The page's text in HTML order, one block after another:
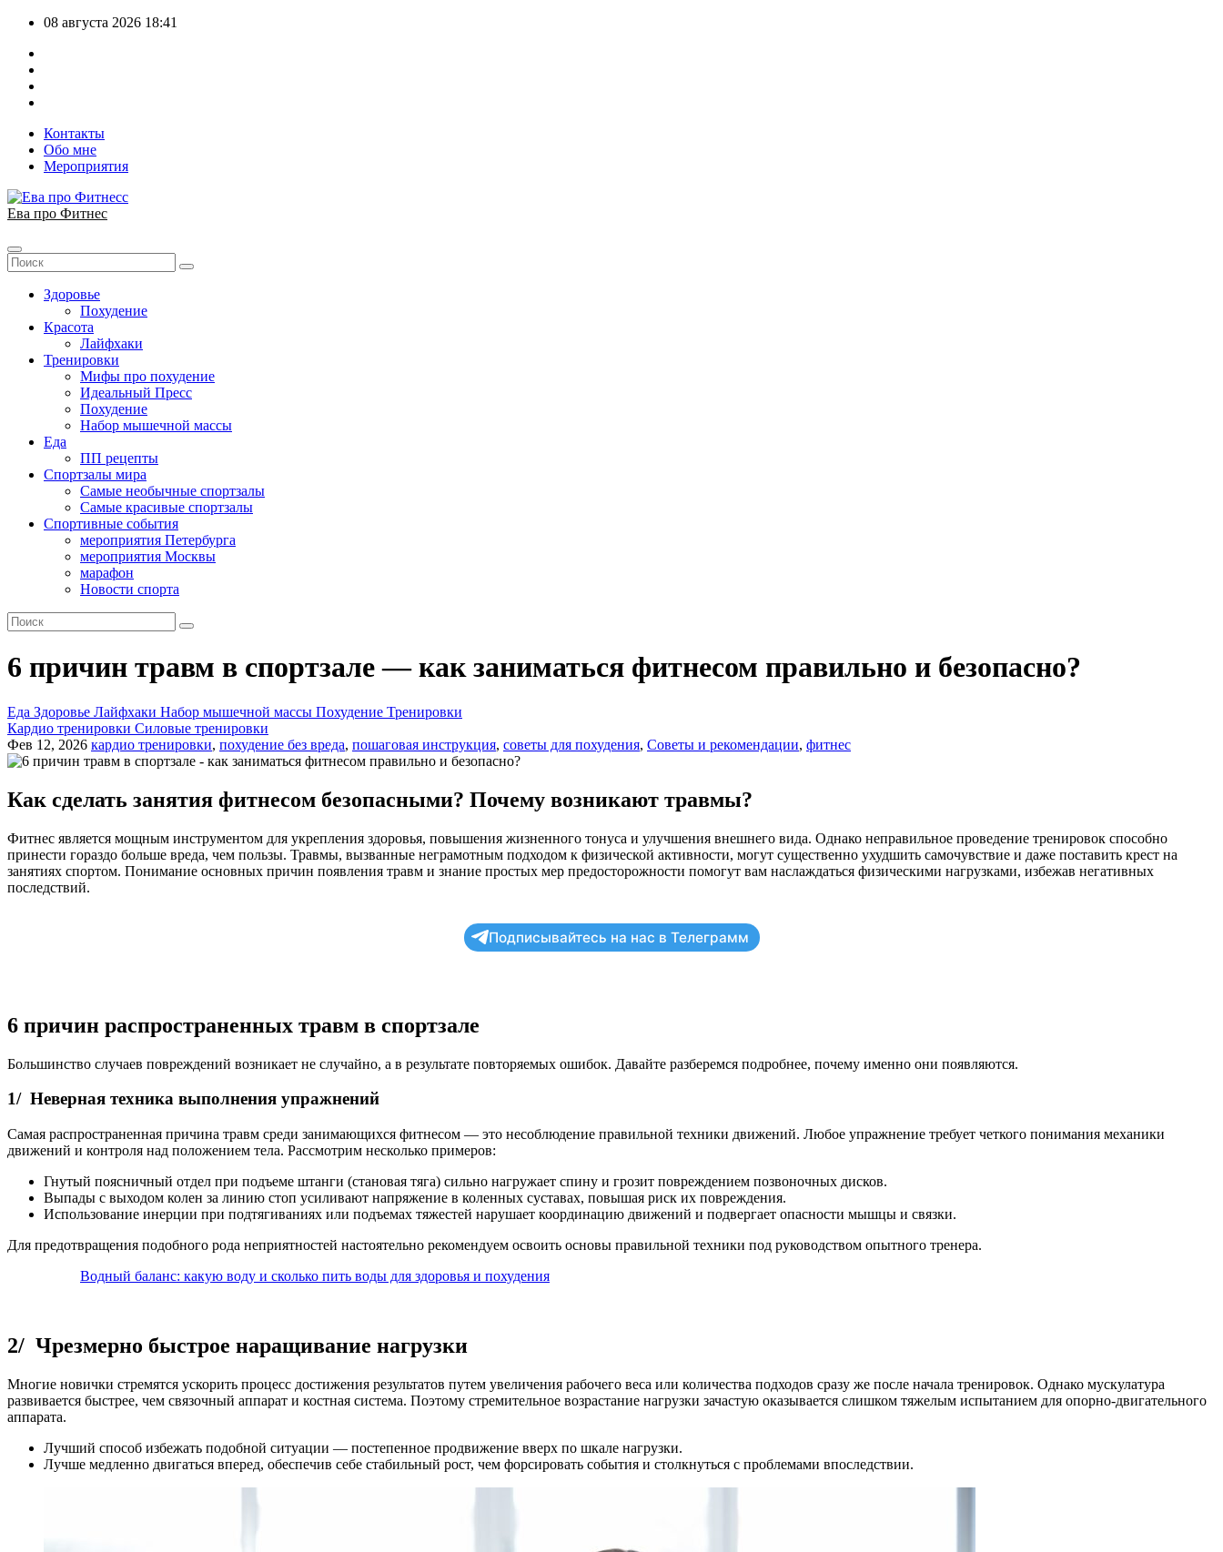
Перейти
содержимому
08 августа 2026 18:41
Контакты
Обо мне
Мероприятия
Ева про Фитнес
Здоровье
Похудение
Красота
Лайфхаки
Тренировки
Мифы про похудение
Идеальный Пресс
Похудение
Набор мышечной массы
Еда
ПП рецепты
Спортзалы мира
Самые необычные спортзалы
Самые красивые спортзалы
Спортивные события
мероприятия Петербурга
мероприятия Москвы
марафон
Новости спорта
6 причин травм в спортзале — как заниматься фитнесом правильно и безопасно?
Еда Здоровье Лайфхаки Набор мышечной массы Похудение Тренировки
Кардио тренировки Силовые тренировки
Фев 12, 2026 кардио тренировки, похудение без вреда, пошаговая инструкция, советы для похудения, Советы и рекомендации, фитнес
Как сделать занятия фитнесом безопасными? Почему возникают травмы?
Фитнес является мощным инструментом для укрепления здоровья, повышения жизненного тонуса и улучшения внешнего вида. Однако неправильное проведение тренировок способно
принести гораздо больше вреда, чем пользы. Травмы, вызванные неграмотным подходом к физической активности, могут существенно ухудшить самочувствие и даже поставить крест на
занятиях спортом. Понимание основных причин появления травм и знание простых мер предосторожности помогут вам наслаждаться физическими нагрузками, избежав негативных
последствий.
Подписывайтесь на нас в Телеграмм
6 причин распространенных травм в спортзале
Большинство случаев повреждений возникает не случайно, а в результате повторяемых ошибок. Давайте разберемся подробнее, почему именно они появляются.
1/ Неверная техника выполнения упражнений
Самая распространенная причина травм среди занимающихся фитнесом — это несоблюдение правильной техники движений. Любое упражнение требует четкого понимания механики
движений и контроля над положением тела. Рассмотрим несколько примеров:
Гнутый поясничный отдел при подъеме штанги (становая тяга) сильно нагружает спину и грозит повреждением позвоночных дисков.
Выпады с выходом колен за линию стоп усиливают напряжение в коленных суставах, повышая риск их повреждения.
Использование инерции при подтягиваниях или подъемах тяжестей нарушает координацию движений и подвергает опасности мышцы и связки.
Для предотвращения подобного рода неприятностей настоятельно рекомендуем освоить основы правильной техники под руководством опытного тренера.
Водный баланс: какую воду и сколько пить воды для здоровья и похудения
2/ Чрезмерно быстрое наращивание нагрузки
Многие новички стремятся ускорить процесс достижения результатов путем увеличения рабочего веса или количества подходов сразу же после начала тренировок. Однако мускулатура
развивается быстрее, чем связочный аппарат и костная система. Поэтому стремительное возрастание нагрузки зачастую оказывается слишком тяжелым испытанием для опорно-двигательного
аппарата.
Лучший способ избежать подобной ситуации — постепенное продвижение вверх по шкале нагрузки.
Лучше медленно двигаться вперед, обеспечив себе стабильный рост, чем форсировать события и столкнуться с проблемами впоследствии.